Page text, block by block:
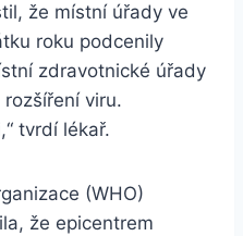
že místní úřady ve
roku podcenily
zdravotnické úřady
viru.
tvrdí lékař.
(WHO)
že epicentrem